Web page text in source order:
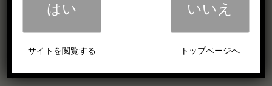
■参考小売価格
■原材料名
：モルト、グレーン/炭酸
■発売時期
：2026年6月15日(月)
■販売店舗
：中四国エリアのセブン-イレブン、
はい
サイトを閲覧する
いいえ
トップページへ